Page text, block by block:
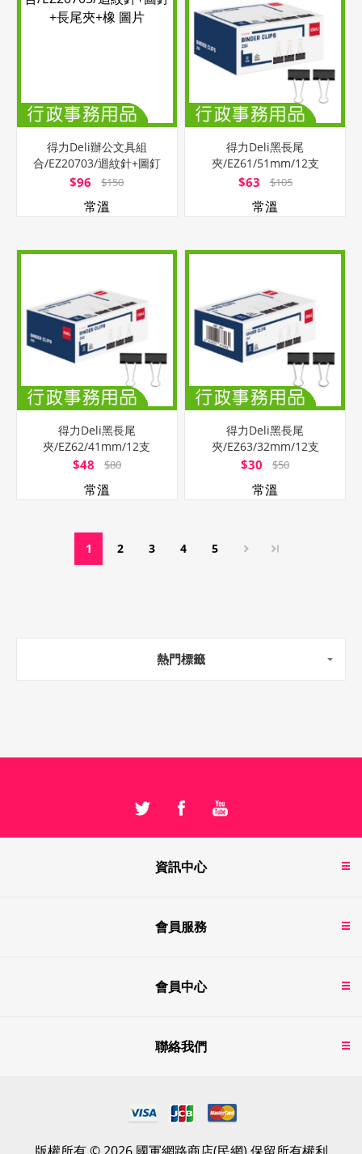
得力Deli辦公文具組
合/EZ20703/迴紋針+圖釘
+長尾夾+橡
$96 $150
常溫
得力Deli黑長尾
夾/EZ61/51mm/12支
$63 $105
常溫
得力Deli黑長尾
夾/EZ62/41mm/12支
$48 $80
常溫
得力Deli黑長尾
夾/EZ63/32mm/12支
$30 $50
常溫
1 2 3 4 5
熱門標籤
資訊中心
會員服務
會員中心
聯絡我們